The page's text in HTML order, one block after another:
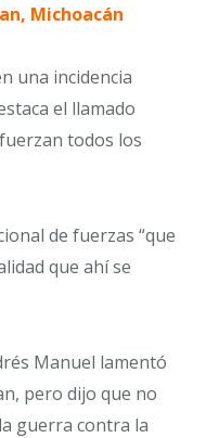
Michoacán
una incidencia
el llamado
todos los
de fuerzas “que
que ahí se
Manuel lamentó
pero dijo que no
guerra contra la